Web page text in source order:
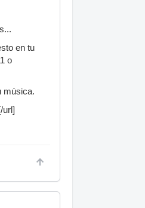
en tu
o
música.
url]